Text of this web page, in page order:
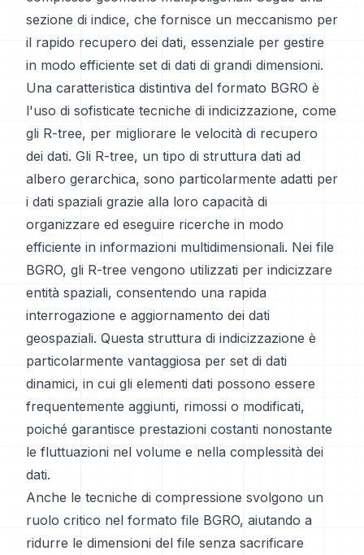
sezione di indice, che fornisce un meccanismo per
il rapido recupero dei dati, essenziale per gestire
in modo efficiente set di dati di grandi dimensioni.
Una caratteristica distintiva del formato BGRO è
l'uso di sofisticate tecniche di indicizzazione, come
gli R-tree, per migliorare le velocità di recupero
dei dati. Gli R-tree, un tipo di struttura dati ad
albero gerarchica, sono particolarmente adatti per
i dati spaziali grazie alla loro capacità di
organizzare ed eseguire ricerche in modo
efficiente in informazioni multidimensionali. Nei file
BGRO, gli R-tree vengono utilizzati per indicizzare
entità spaziali, consentendo una rapida
interrogazione e aggiornamento dei dati
geospaziali. Questa struttura di indicizzazione è
particolarmente vantaggiosa per set di dati
dinamici, in cui gli elementi dati possono essere
frequentemente aggiunti, rimossi o modificati,
poiché garantisce prestazioni costanti nonostante
le fluttuazioni nel volume e nella complessità dei
dati.
Anche le tecniche di compressione svolgono un
ruolo critico nel formato file BGRO, aiutando a
ridurre le dimensioni del file senza sacrificare